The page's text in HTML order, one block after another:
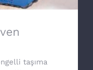
taşıma